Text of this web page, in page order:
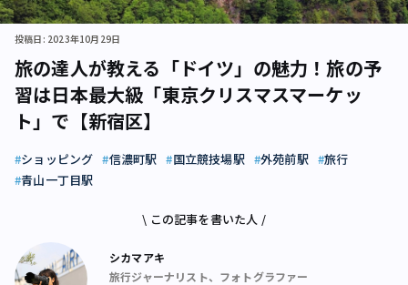
旅の達人が教える「ドイツ」の魅力！旅の予
習は日本最大級「東京クリスマスマーケッ
ト」で【新宿区】
投稿日: 2023年10月29日
ショッピング 信濃町駅 国立競技場駅 外苑前駅
旅行
青山一丁目駅
\ この記事を書いた人 /
シカマアキ
旅行ジャーナリスト、フォトグラファー